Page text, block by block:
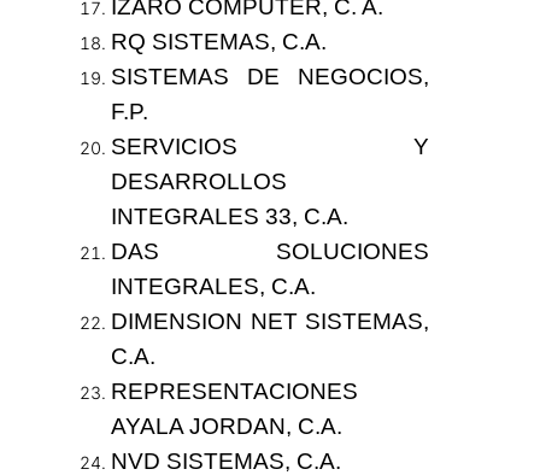
IZARO COMPUTER, C. A.
RQ SISTEMAS, C.A.
SISTEMAS DE NEGOCIOS,
F.P.
SERVICIOS Y
DESARROLLOS
INTEGRALES 33, C.A.
DAS SOLUCIONES
INTEGRALES, C.A.
DIMENSION NET SISTEMAS,
C.A.
REPRESENTACIONES
AYALA JORDAN, C.A.
NVD SISTEMAS, C.A.